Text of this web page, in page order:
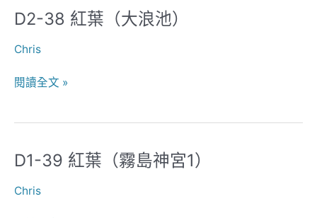
2）
D2-38 紅葉（大浪池）
Chris
D2-
紅
（大
池）
閱讀全文 »
D1-39 紅葉（霧島神宮1）
Chris
D1-
紅